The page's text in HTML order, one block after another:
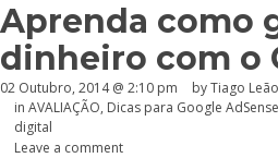
Aprenda como
dinheiro com o
02 Outubro, 2014 @ 2:10 pm
by Tiago Leão
in AVALIAÇÃO, Dicas para Google AdSense
digital
Leave a comment